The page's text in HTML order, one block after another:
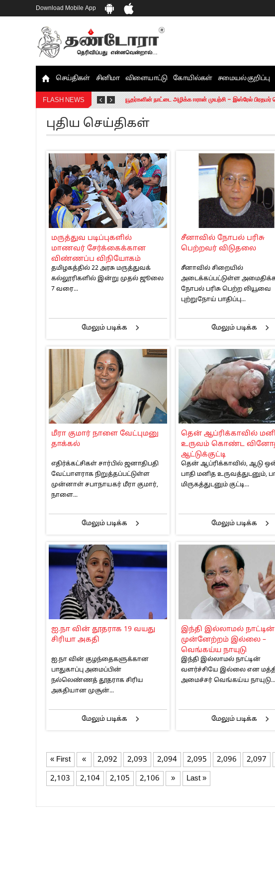
Download Mobile App
செய்திகள் சினிமா விளையாட்டு கோயில்கள் சமையல் குறிப்பு
FLASH NEWS
யூதர்களின் நாட்டை அழிக்க ஈரான் முயற்சி – இஸ்ரேல் பிரதமர்
எங்களை நீக்குவதற்கு இபிஎஸ்க்கு அதிகாரம் இல்லை.. – சி.
“மாணவர்கள் நடத்திய மொழிப்போரில் ஸ்டிக்கர்
பிரவீன் சக்ரவர்த்தியின் கருத்து காங்கிரஸ் தலைமையின்
“ஜெயலலிதா அவர்களே என் ரோல் மாடல்” -பிரேமலதா விஜயகாந்த்
ராகுல் காந்தி கைது – தவெக தலைவர் விஜய் கண்டனம்
செத்து சாம்பல் ஆனாலும் தனித்துதான் போட்டி – சீமான்
பாகிஸ்தானின் அணு ஆயுத மிரட்டலுக்கு அஞ்சமாட்டோம் –
மத்திய ஆசிரியர் தகுதித் தேர்வு: பட்டதாரிகள் அக்.16 வரை
தமிழக சட்டப்பேரவையில் காலியிடங்கள் 6 ஆக உயர்வு
புதிய செய்திகள்
மருத்துவ படிப்புகளில்
மாணவர் சேர்க்கைக்கான
விண்ணப்ப விநியோகம்
தொடங்கியது
தமிழகத்தில் 22 அரசு மருத்துவக்
கல்லூரிகளில் இன்று முதல் ஜூலை
7 வரை...
மேலும் படிக்க
சீனாவில் நோபல் பரிசு
பெற்றவர் விடுதலை
சீனாவில் சிறையில்
அடைக்கப்பட்டுள்ள
நோபல் பரிசு பெற்ற லியூவை
புற்றுநோய் பாதிப்பு...
மேலும் படிக்க
மீரா குமார் நாளை வேட்புமனு
தாக்கல்
எதிர்க்கட்சிகள் சார்பில் ஜனாதிபதி
வேட்பாளராக நிறுத்தப்பட்டுள்ள
முன்னாள் சபாநாயகர் மீரா குமார்,
நாளை...
மேலும் படிக்க
தென் ஆப்ரிக்காவில்
உருவம் கொண்ட
ஆட்டுக்குட்டி
தென் ஆப்ரிக்காவில், ஆடு
பாதி மனித உருவத்துடனும்,
மிருகத்துடனும் குட்டி...
மேலும் படிக்க
ஐ.நா வின் தூதராக 19 வயது
சிரியா அகதி
ஐ.நா வின் குழந்தைகளுக்கான
பாதுகாப்பு அமைப்பின்
நல்லெண்ணத் தூதராக சிரிய
அகதியான முசூன்...
மேலும் படிக்க
இந்தி இல்லாமல் நாட்டின்
முன்னேற்றம் இல்லை –
வெங்கய்ய நாயுடு
இந்தி இல்லாமல் நாட்டின்
வளர்ச்சியே இல்லை என
அமைச்சர் வெங்கய்ய நாயுடு...
மேலும் படிக்க
« First « 2,092 2,093 2,094 2,095 2,096 2,097
2,103
2,104 2,105 2,106 » Last »